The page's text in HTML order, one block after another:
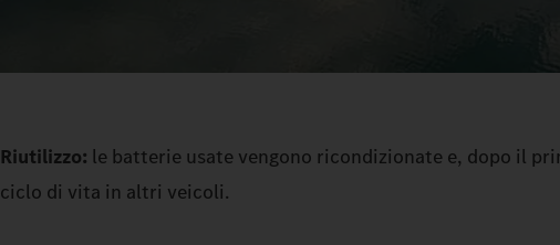
Riutilizzo: le batterie usate vengono ricondizionate e, dopo il
ciclo di vita in altri veicoli.